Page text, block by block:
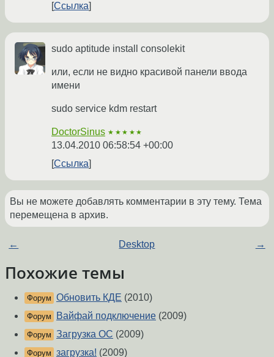
Ссылка
sudo aptitude install consolekit
или, если не видно красивой панели ввода
имени
sudo service kdm restart
DoctorSinus ★★★★★
13.04.2010 06:58:54 +00:00
Ссылка
Вы не можете добавлять комментарии в эту тему. Тема
перемещена в архив.
← Desktop →
Похожие темы
Форум Обновить КДЕ (2010)
Форум Вайфай подключение (2009)
Форум Загрузка ОС (2009)
Форум загрузка! (2009)